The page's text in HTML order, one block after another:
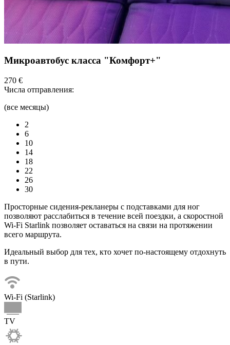
Микроавтобус класса "Комфорт+"
270 €
Числа отправления:
(все месяцы)
2
6
10
14
18
22
26
30
Просторные сидения-рекланеры с подставками для ног
позволяют расслабиться в течение всей поездки, а скоростной
Wi-Fi Starlink позволяет оставаться на связи на протяжении
всего маршрута.
Идеальный выбор для тех, кто хочет по-настоящему отдохнуть
в пути.
Wi-Fi (Starlink)
TV